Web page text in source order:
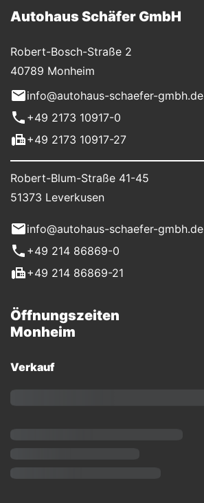
Autohaus Schäfer GmbH
Robert-Bosch-Straße 2
40789 Monheim
info@autohaus-schaefer-gmbh.de
+49 2173 10917-0
+49 2173 10917-27
Robert-Blum-Straße 41-45
51373 Leverkusen
info@autohaus-schaefer-gmbh.de
+49 214 86869-0
+49 214 86869-21
Öffnungszeiten
Monheim
Verkauf